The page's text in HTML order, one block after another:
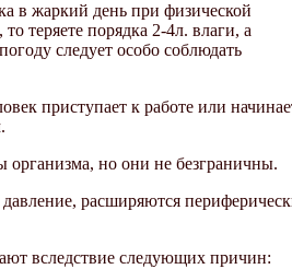
в жаркий день при физической
теряете порядка 2-4л. влаги, а
следует особо соблюдать
приступает к работе или
организма, но они не безграничны.
расширяются
вследствие следующих причин: